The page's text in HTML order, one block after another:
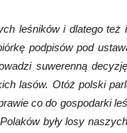
leśników i dlatego też
podpisów pod
suwerenną
lasów. Otóż polski
co do gospodarki
były losy